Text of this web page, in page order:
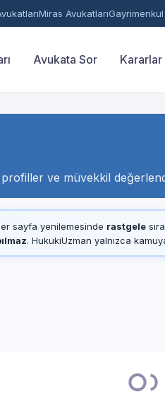
Miras AvukatlarıGayrimenkul
Avukata Sor Kararlar
profiller ve müvekkil
sayfa yenilemesinde rastgele
. HukukiUzman yalnızca